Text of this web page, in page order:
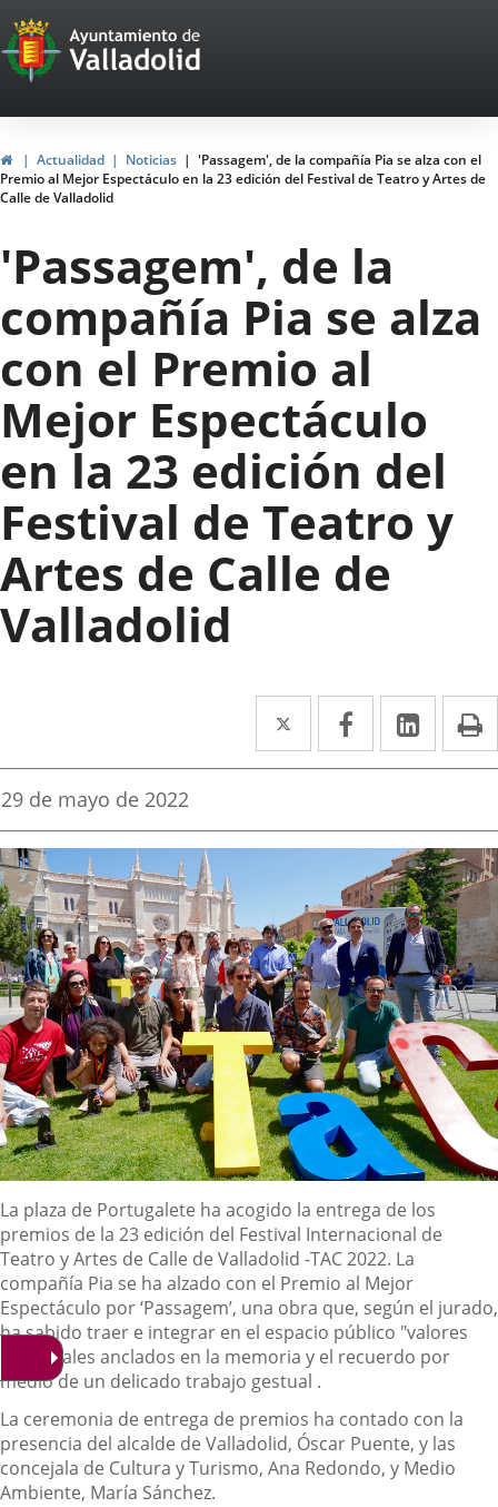
Portal
Web
del
Ayuntamiento
de
Valladolid
InicioActualidad Noticias
'Passagem', de la compañía Pia se alza con el
Premio al Mejor Espectáculo en la 23 edición del Festival de Teatro y Artes de
Calle de Valladolid
'Passagem', de la
compañía Pia se alza
con el Premio al
Mejor Espectáculo
en la 23 edición del
Festival de Teatro y
Artes de Calle de
Valladolid
Twitter
Enlace
a
aplicación
externa.
Facebook
Enlace
a
aplicación
externa.
Enlace
a
Fecha
la
noticia
29 de mayo de 2022
Descripción
La plaza de Portugalete ha acogido la entrega de los
premios de la 23 edición del Festival Internacional de
Teatro y Artes de Calle de Valladolid -TAC 2022. La
compañía Pia se ha alzado con el Premio al Mejor
Espectáculo por ‘Passagem’, una obra que, según el jurado,
ha sabido traer e integrar en el espacio público "valores
universales anclados en la memoria y el recuerdo por
medio de un delicado trabajo gestual .
La ceremonia de entrega de premios ha contado con la
presencia del alcalde de Valladolid, Óscar Puente, y las
concejala de Cultura y Turismo, Ana Redondo, y Medio
Ambiente, María Sánchez.